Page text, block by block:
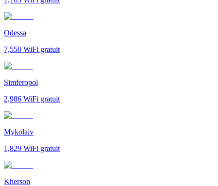
Odessa
7,550 WiFi gratuit
Simferopol
2,986 WiFi gratuit
Mykolaiv
1,829 WiFi gratuit
Kherson